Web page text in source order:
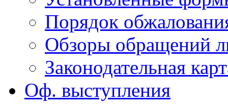
Порядок
Обзоры обращений
Законодательная
Оф. выступления